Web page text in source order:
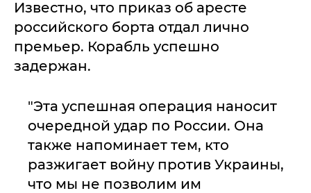
Известно, что приказ об аресте
российского борта отдал лично
премьер. Корабль успешно
задержан.
"Эта успешная операция наносит
очередной удар по России. Она
также напоминает тем, кто
разжигает войну против Украины,
что мы не позволим им